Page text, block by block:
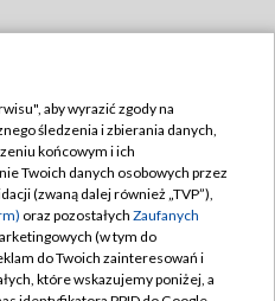
TVP
zgody
aby wyrazić zgody na
śledzenia i zbierania danych,
końcowym i ich
Twoich danych osobowych przez
(zwaną dalej również „TVP”),
oraz pozostałych Zaufanych
(w tym do
do Twoich zainteresowań i
które wskazujemy poniżej, a